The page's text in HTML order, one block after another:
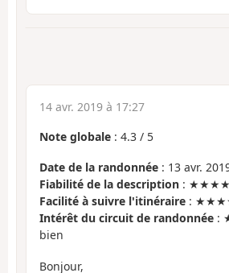
14 avr. 2019 à 17:27
Note globale : 4.3 / 5
Date de la randonnée : 13 avr.
Fiabilité de la description :
Facilité à suivre l'itinéraire :
Intérêt du circuit de randonnée :
bien
Bonjour,